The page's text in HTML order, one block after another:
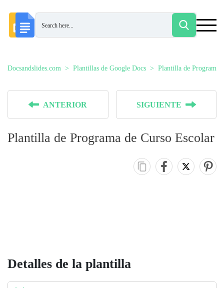
Docsandslides.com Plantillas de Google Docs Plantilla de Programa
ANTERIOR SIGUIENTE
Plantilla de Programa de Curso Escolar
Detalles de la plantilla